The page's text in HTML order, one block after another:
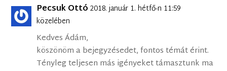
Pecsuk Ottó 2018. január 1. hétfő-n 11:59
közelében
Kedves Ádám,
köszönöm a bejegyzésedet, fontos témát érint.
Tényleg teljesen más igényeket támasztunk ma